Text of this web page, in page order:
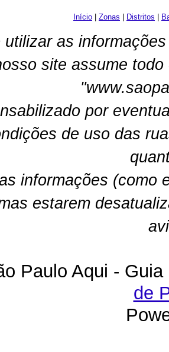
Início Zonas Distritos
utilizar as
site assume
por
de uso das
informações (como
estarem
Paulo Aqui -
de